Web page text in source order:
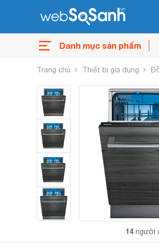
Danh mục sản phẩm
Trang chủ Thiết bị gia dụng
14 người